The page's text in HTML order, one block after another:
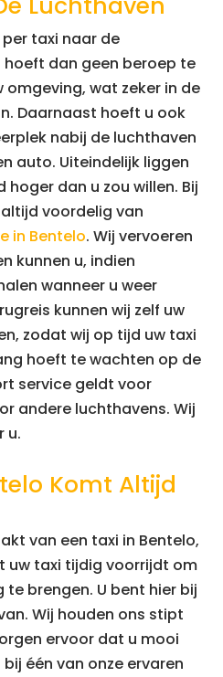
taxi naar de
hoeft dan geen beroep te
wat zeker in de
Daarnaast hoeft u ook
nabij de luchthaven
auto. Uiteindelijk liggen
dan u zou willen. Bij
voordelig van
in Bentelo. Wij vervoeren
kunnen u, indien
wanneer u weer
kunnen wij zelf uw
zodat wij op tijd uw taxi
hoeft te wachten op de
service geldt voor
andere luchthavens. Wij
u.
Komt Altijd
van een taxi in Bentelo,
uw taxi tijdig voorrijdt om
brengen. U bent hier bij
Wij houden ons stipt
ervoor dat u mooi
één van onze ervaren